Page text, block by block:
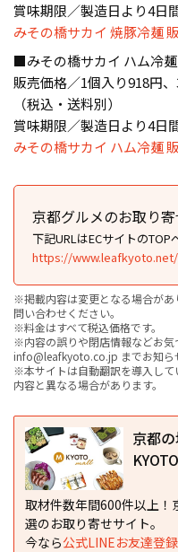
賞味期限／製造日より4日
みその橋サカイ 焼豚冷麺
■みその橋サカイ ハム冷麺
販売価格／1個入り918円
（税込・送料別）
賞味期限／製造日より4日
みその橋サカイ ハム冷麺
京都グルメのお取り
下記URLはECサイトの
https://
※掲載内容は変更となる場合があ
問い合わせください。
※料金はすべて税込価格です。
※内容の誤りや閉店情報などお気
info@leafkyoto.co.jp までお知ら
※本サイトは自動翻訳を導入して
内容と異なる場合があります。
京都
取材件数年間600件以上！
選のお取り寄せサイト。
今なら公式LINEお友達登録